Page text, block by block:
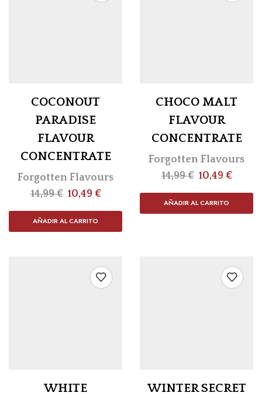
COCONOUT
PARADISE
FLAVOUR
CONCENTRATE
Forgotten Flavours
14,99€ 10,49 €
AÑADIR AL CARRITO
CHOCO MALT
FLAVOUR
CONCENTRATE
Forgotten Flavours
14,99€ 10,49 €
AÑADIR AL CARRITO
WHITE
WINTER SECRET